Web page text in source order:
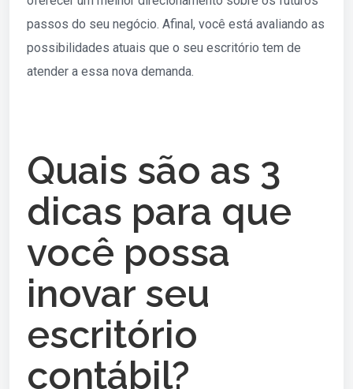
passos do seu negócio. Afinal, você está avaliando as
possibilidades atuais que o seu escritório tem de
atender a essa nova demanda.
Quais são as 3
dicas para que
você possa
inovar seu
escritório
contábil?